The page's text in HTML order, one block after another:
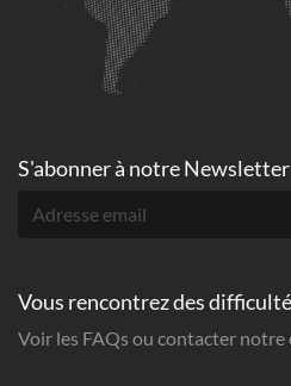
S'abonner à notre Newsletter
Vous rencontrez des
Voir les FAQs ou contacter